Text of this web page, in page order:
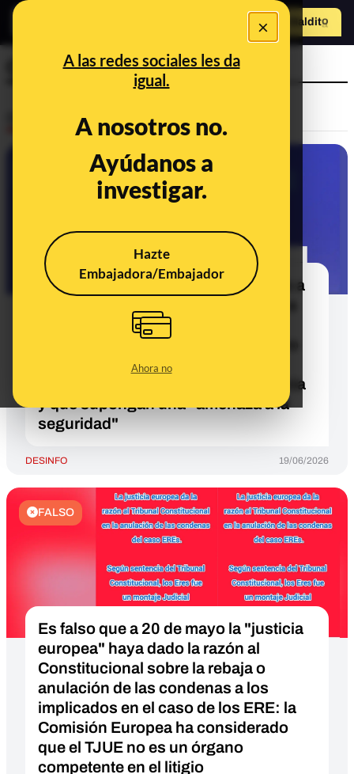
×
A las redes sociales les da
igual.
A nosotros no.
Ayúdanos a
investigar.
Hazte
Embajadora/Embajador
Ahora no
Hazte Maldito
Comisión Europea
VERDADERO
Sí, la Comisión Europea ha invitado a
una delegación de talibanes en
representación del Gobierno afgano
para organizar el retorno de
nacionales sin permiso de residencia
y que supongan una "amenaza a la
seguridad"
DESINFO 19/06/2026
FALSO
Es falso que a 20 de mayo la "justicia
europea" haya dado la razón al
Constitucional sobre la rebaja o
anulación de las condenas a los
implicados en el caso de los ERE: la
Comisión Europea ha considerado
que el TJUE no es un órgano
competente en el litigio